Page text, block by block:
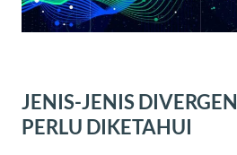
JENIS-JENIS
PERLU DIKETAHUI